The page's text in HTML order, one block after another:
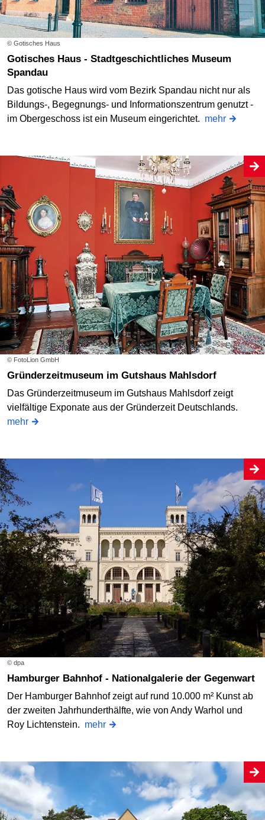
© Gotisches Haus
Gotisches Haus - Stadtgeschichtliches Museum
Spandau
Das gotische Haus wird vom Bezirk Spandau nicht nur als
Bildungs-, Begegnungs- und Informationszentrum genutzt -
im Obergeschoss ist ein Museum eingerichtet. mehr
© FotoLion GmbH
Gründerzeitmuseum im Gutshaus Mahlsdorf
Das Gründerzeitmuseum im Gutshaus Mahlsdorf zeigt
vielfältige Exponate aus der Gründerzeit Deutschlands.
mehr
© dpa
Hamburger Bahnhof - Nationalgalerie der Gegenwart
Der Hamburger Bahnhof zeigt auf rund 10.000 m² Kunst ab
der zweiten Jahrhunderthälfte, wie von Andy Warhol und
Roy Lichtenstein. mehr